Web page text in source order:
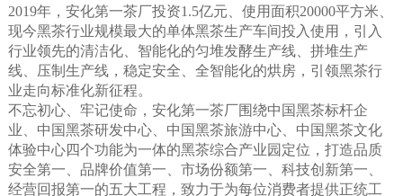
2019年，安化第一茶厂投资1.5亿元、使用面积20000平方米、
现今黑茶行业规模最大的单体黑茶生产车间投入使用，引入
行业领先的清洁化、智能化的匀堆发酵生产线、拼堆生产
线、压制生产线，稳定安全、全智能化的烘房，引领黑茶行
业走向标准化新征程。
不忘初心、牢记使命，安化第一茶厂围绕中国黑茶标杆企
业、中国黑茶研发中心、中国黑茶旅游中心、中国黑茶文化
体验中心四个功能为一体的黑茶综合产业园定位，打造品质
安全第一、品牌价值第一、市场份额第一、科技创新第一、
经营回报第一的五大工程，致力于为每位消费者提供正统工